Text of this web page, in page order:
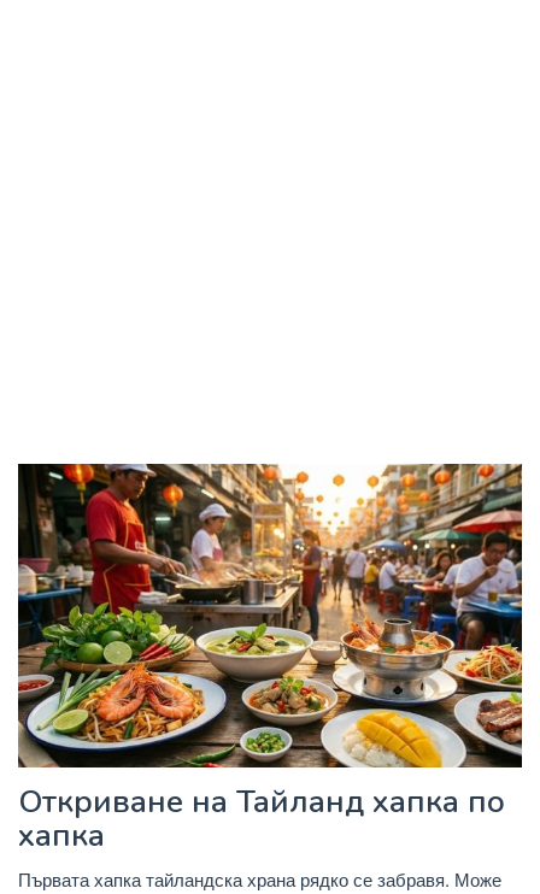
Откриване на Тайланд хапка по
хапка
Първата хапка тайландска храна рядко се забравя. Може